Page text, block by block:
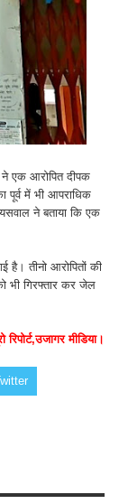
एक आरोपित दीपक
पूर्व में भी आपराधिक
ने बताया कि एक
है। तीनो आरोपितों की
भी गिरफ्तार कर जेल
रिपोर्ट,उजागर मीडिया।